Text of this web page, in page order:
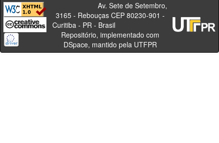
Av. Sete de Setembro,
3165 - Rebouças CEP 80230-901 -
Curitiba - PR - Brasil
Repositório, implementado com
DSpace, mantido pela UTFPR